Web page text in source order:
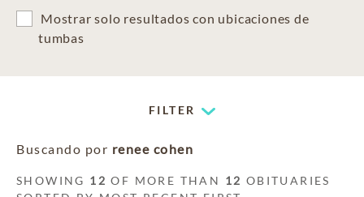
Mostrar solo resultados con ubicaciones de
tumbas
FILTER
Buscando por renee cohen
SHOWING 12 OF MORE THAN 12 OBITUARIES